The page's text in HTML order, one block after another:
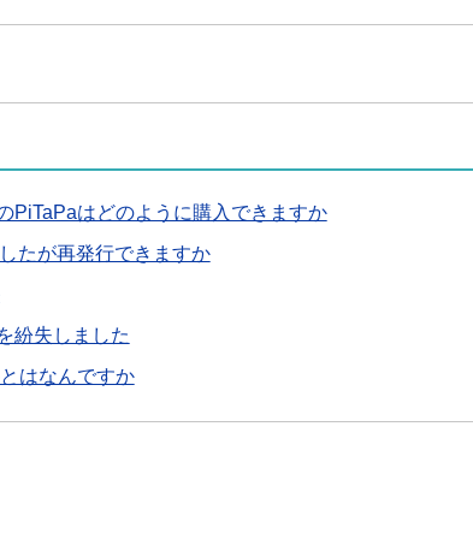
PiTaPaはどのように購入できますか
たが再発行できますか
紛失しました
はなんですか